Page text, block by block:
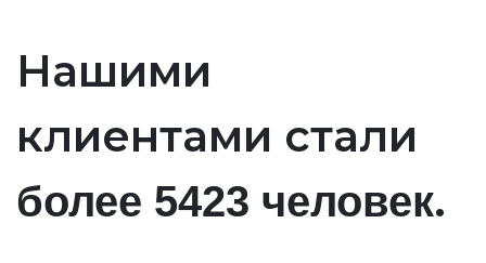
Нашими
клиентами стали
более 5423 человек.